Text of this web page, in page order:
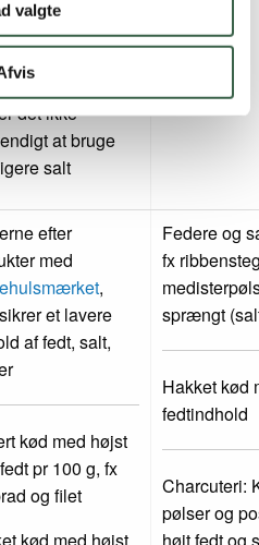
valgte
og parmesanost
til med.
det ikke
at bruge
salt
efter
med
,
et lavere
af fedt, salt,
kød med højst
pr 100 g, fx
og filet
Federe og
fx
sprængt
Hakket kød
fedtindhold
Charcuteri:
pølser og